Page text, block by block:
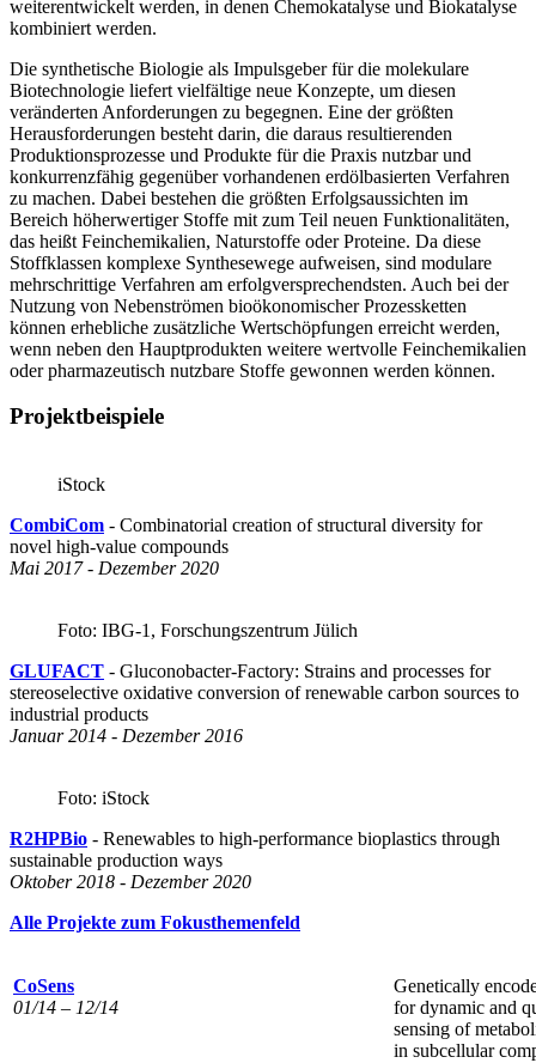
weiterentwickelt werden, in denen Chemokatalyse und Biokatalyse
kombiniert werden.
Die synthetische Biologie als Impulsgeber für die molekulare
Biotechnologie liefert vielfältige neue Konzepte, um diesen
veränderten Anforderungen zu begegnen. Eine der größten
Herausforderungen besteht darin, die daraus resultierenden
Produktionsprozesse und Produkte für die Praxis nutzbar und
konkurrenzfähig gegenüber vorhandenen erdölbasierten Verfahren
zu machen. Dabei bestehen die größten Erfolgsaussichten im
Bereich höherwertiger Stoffe mit zum Teil neuen Funktionalitäten,
das heißt Feinchemikalien, Naturstoffe oder Proteine. Da diese
Stoffklassen komplexe Synthesewege aufweisen, sind modulare
mehrschrittige Verfahren am erfolgversprechendsten. Auch bei der
Nutzung von Nebenströmen bioökonomischer Prozessketten
können erhebliche zusätzliche Wertschöpfungen erreicht werden,
wenn neben den Hauptprodukten weitere wertvolle Feinchemikalien
oder pharmazeutisch nutzbare Stoffe gewonnen werden können.
Projektbeispiele
iStock
CombiCom - Combinatorial creation of structural diversity for
novel high-value compounds
Mai 2017 - Dezember 2020
Foto: IBG-1, Forschungszentrum Jülich
GLUFACT - Gluconobacter-Factory: Strains and processes for
stereoselective oxidative conversion of renewable carbon sources to
industrial products
Januar 2014 - Dezember 2016
Foto: iStock
R2HPBio - Renewables to high-performance bioplastics through
sustainable production ways
Oktober 2018 - Dezember 2020
Alle Projekte zum Fokusthemenfeld
CoSens
01/14 – 12/14
Genetically
for dynamic and
sensing of
in subcellular